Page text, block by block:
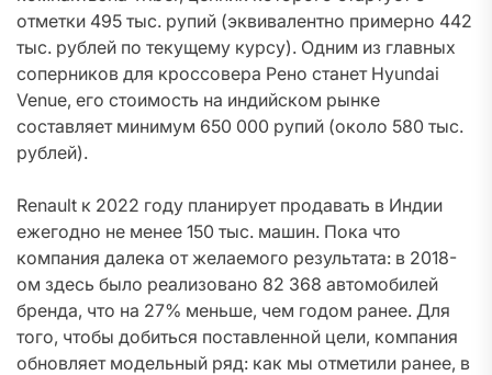
отметки 495 тыс. рупий (эквивалентно примерно 442
тыс. рублей по текущему курсу). Одним из главных
соперников для кроссовера Рено станет Hyundai
Venue, его стоимость на индийском рынке
составляет минимум 650 000 рупий (около 580 тыс.
рублей).
Renault к 2022 году планирует продавать в Индии
ежегодно не менее 150 тыс. машин. Пока что
компания далека от желаемого результата: в 2018-
ом здесь было реализовано 82 368 автомобилей
бренда, что на 27% меньше, чем годом ранее. Для
того, чтобы добиться поставленной цели, компания
обновляет модельный ряд: как мы отметили ранее, в